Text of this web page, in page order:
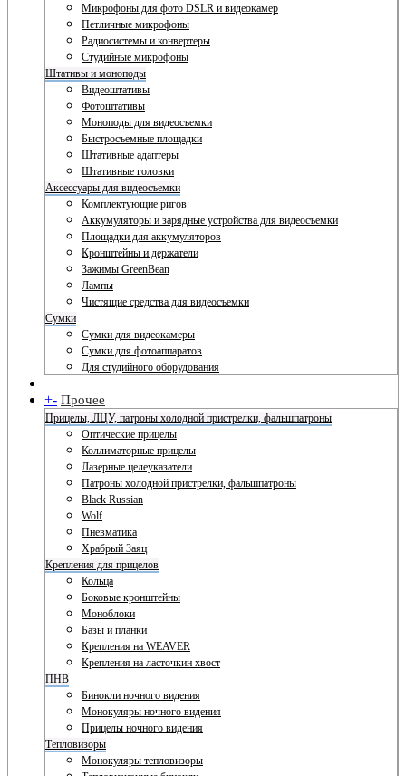
Микрофоны для фото DSLR и видеокамер
Петличные микрофоны
Радиосистемы и конвертеры
Студийные микрофоны
Штативы и моноподы
Видеоштативы
Фотоштативы
Моноподы для видеосъемки
Быстросъемные площадки
Штативные адаптеры
Штативные головки
Аксессуары для видеосъемки
Комплектующие ригов
Аккумуляторы и зарядные устройства для видеосъемки
Площадки для аккумуляторов
Кронштейны и держатели
Зажимы GreenBean
Лампы
Чистящие средства для видеосъемки
Сумки
Сумки для видеокамеры
Сумки для фотоаппаратов
Для студийного оборудования
+- Прочее
Прицелы, ЛЦУ, патроны холодной пристрелки, фальшпатроны
Оптические прицелы
Коллиматорные прицелы
Лазерные целеуказатели
Патроны холодной пристрелки, фальшпатроны
Black Russian
Wolf
Пневматика
Храбрый Заяц
Крепления для прицелов
Кольца
Боковые кронштейны
Моноблоки
Базы и планки
Крепления на WEAVER
Крепления на ласточкин хвост
ПНВ
Бинокли ночного видения
Монокуляры ночного видения
Прицелы ночного видения
Тепловизоры
Монокуляры тепловизоры